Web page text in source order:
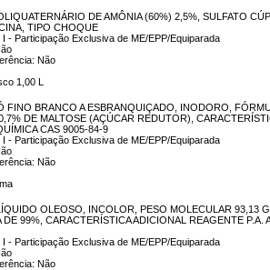
DE AMÔNIA (60%) 2,5%, SULFATO
TIPO CHOQUE
- Participação Exclusiva de ME/EPP/Equiparada
Não
1,00 L
FINO BRANCO A ESBRANQUIÇADO, INODORO,
DE MALTOSE (AÇÚCAR REDUTOR),
CAS 9005-84-9
- Participação Exclusiva de ME/EPP/Equiparada
Não
OLEOSO, INCOLOR, PESO MOLECULAR 93,13
DE 99%, CARACTERÍSTICA ADICIONAL REAGENTE
- Participação Exclusiva de ME/EPP/Equiparada
Não